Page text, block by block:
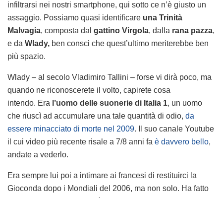
infiltrarsi nei nostri smartphone, qui sotto ce n’è giusto un
assaggio. Possiamo quasi identificare una Trinità
Malvagia, composta dal gattino Virgola, dalla rana pazza,
e da Wlady, ben consci che quest’ultimo meriterebbe ben
più spazio.
Wlady – al secolo Vladimiro Tallini – forse vi dirà poco, ma
quando ne riconoscerete il volto, capirete cosa
intendo. Era l’uomo delle suonerie di Italia 1, un uomo
che riuscì ad accumulare una tale quantità di odio, da
essere minacciato di morte nel 2009. Il suo canale Youtube
il cui video più recente risale a 7/8 anni fa è davvero bello,
andate a vederlo.
Era sempre lui poi a intimare ai francesi di restituirci la
Gioconda dopo i Mondiali del 2006, ma non solo. Ha fatto